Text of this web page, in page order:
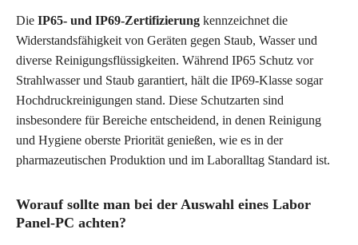
Die IP65- und IP69-Zertifizierung kennzeichnet die
Widerstandsfähigkeit von Geräten gegen Staub, Wasser und
diverse Reinigungsflüssigkeiten. Während IP65 Schutz vor
Strahlwasser und Staub garantiert, hält die IP69-Klasse sogar
Hochdruckreinigungen stand. Diese Schutzarten sind
insbesondere für Bereiche entscheidend, in denen Reinigung
und Hygiene oberste Priorität genießen, wie es in der
pharmazeutischen Produktion und im Laboralltag Standard ist.
Worauf sollte man bei der Auswahl eines Labor
Panel-PC achten?